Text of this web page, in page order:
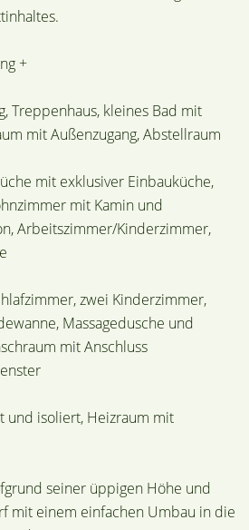
+
Treppenhaus, kleines Bad mit
mit Außenzugang, Abstellraum
mit exklusiver Einbauküche,
mit Kamin und
Arbeitszimmer/Kinderzimmer,
zwei Kinderzimmer,
Massagedusche und
mit Anschluss
und isoliert, Heizraum mit
seiner üppigen Höhe und
mit einem einfachen Umbau in die